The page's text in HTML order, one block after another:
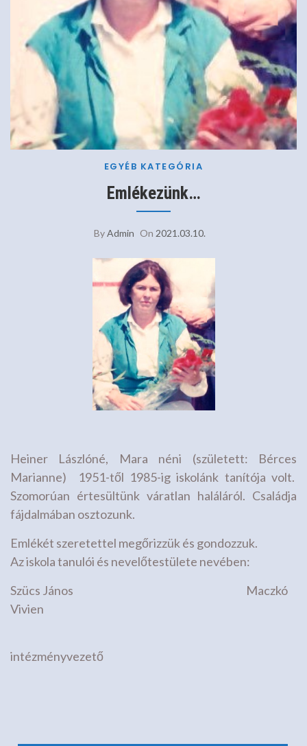
EGYÉB KATEGÓRIA
Emlékezünk…
ByAdmin On 2021.03.10.
Heiner Lászlóné, Mara néni (született: Bérces
Marianne) 1951-től 1985-ig iskolánk tanítója volt.
Szomorúan értesültünk váratlan haláláról. Családja
fájdalmában osztozunk.
Emlékét szeretettel megőrizzük és gondozzuk.
Az iskola tanulói és nevelőtestülete nevében:
Szücs János Maczkó
Vivien
intézményvezető